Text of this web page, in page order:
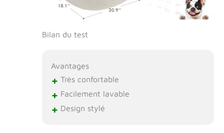
styles de siège
compagnie, peu
Bilan du test
Avantages
+ Très confortable
+ Facilement lavable
+ Design stylé